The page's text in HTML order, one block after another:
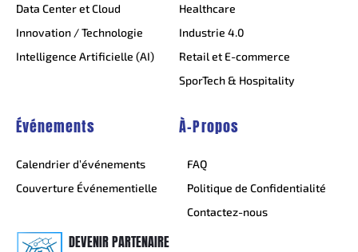
Data Center et Cloud
Innovation / Technologie
Intelligence Artificielle (AI)
Healthcare
Industrie 4.0
Retail et E-commerce
SporTech & Hospitality
Événements À-Propos
Calendrier d’événements
Couverture Événementielle
FAQ
Politique de Confidentialité
Contactez-nous
DEVENIR PARTENAIRE